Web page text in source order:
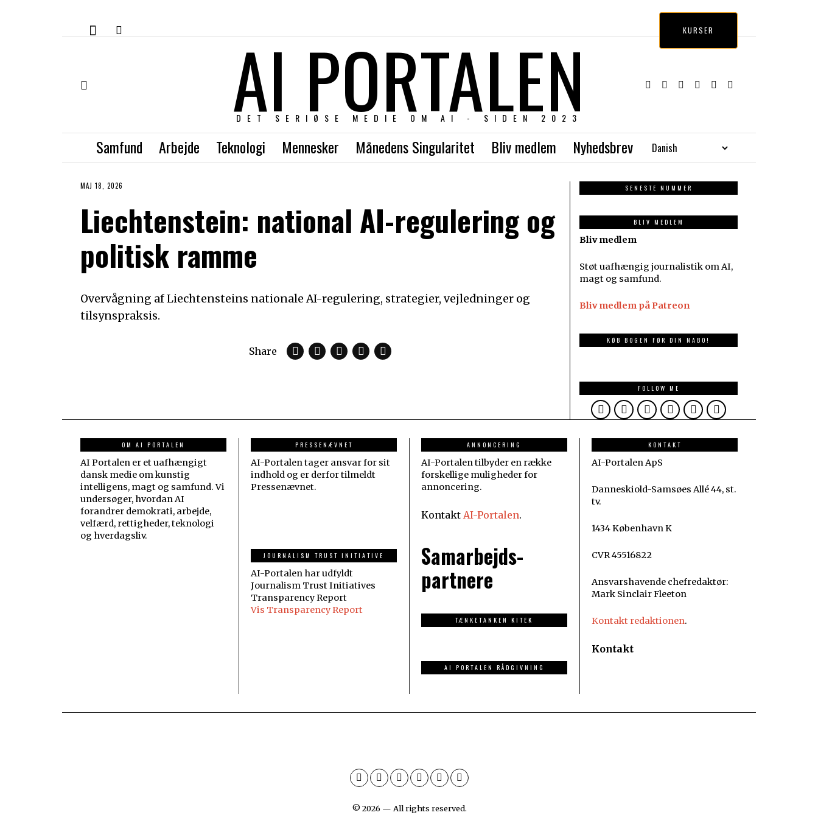
KURSER
AI PORTALEN
DET SERIØSE MEDIE OM AI - SIDEN 2023
Samfund Arbejde Teknologi Mennesker Månedens Singularitet Bliv medlem Nyhedsbrev
MAJ 18, 2026
Liechtenstein: national AI-regulering og
politisk ramme
Overvågning af Liechtensteins nationale AI-regulering, strategier, vejledninger og
tilsynspraksis.
Share
SENESTE NUMMER
BLIV MEDLEM
Bliv medlem
Støt uafhængig journalistik om AI,
magt og samfund.
Bliv medlem på Patreon
KØB BOGEN FØR DIN NABO!
FOLLOW ME
OM AI PORTALEN
AI Portalen er et uafhængigt
dansk medie om kunstig
intelligens, magt og samfund. Vi
undersøger, hvordan AI
forandrer demokrati, arbejde,
velfærd, rettigheder, teknologi
og hverdagsliv.
PRESSENÆVNET
AI-Portalen tager ansvar for sit
indhold og er derfor tilmeldt
Pressenævnet.
JOURNALISM TRUST INITIATIVE
AI-Portalen har udfyldt
Journalism Trust Initiatives
Transparency Report
Vis Transparency Report
ANNONCERING
AI-Portalen tilbyder en række
forskellige muligheder for
annoncering.
Kontakt AI-Portalen.
Samarbejds-
partnere
TÆNKETANKEN KITEK
AI PORTALEN RÅDGIVNING
KONTAKT
AI-Portalen ApS
Danneskiold-Samsøes Allé 44, st.
tv.
1434 København K
CVR 45516822
Ansvarshavende chefredaktør:
Mark Sinclair Fleeton
Kontakt redaktionen.
Kontakt
©2026 — All rights reserved.